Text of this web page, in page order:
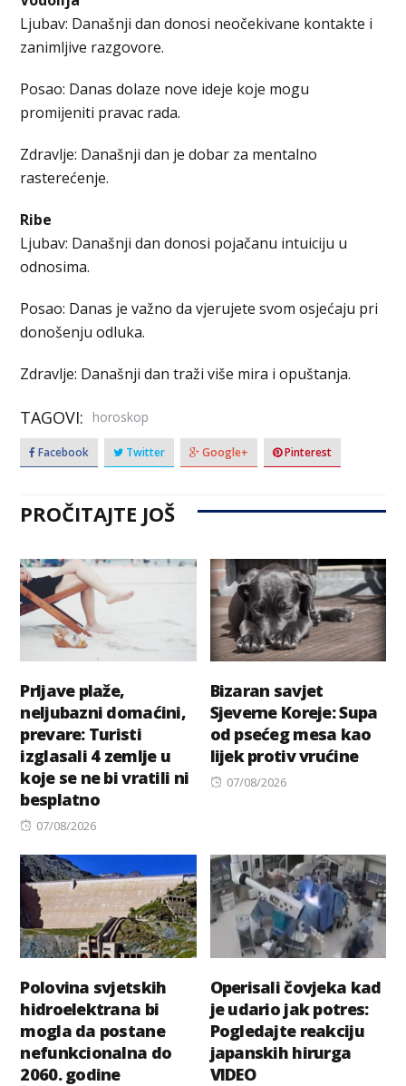
Ljubav: Današnji dan donosi neočekivane kontakte i
zanimljive razgovore.
Posao: Danas dolaze nove ideje koje mogu
promijeniti pravac rada.
Zdravlje: Današnji dan je dobar za mentalno
rasterećenje.
Ribe
Ljubav: Današnji dan donosi pojačanu intuiciju u
odnosima.
Posao: Danas je važno da vjerujete svom osjećaju pri
donošenju odluka.
Zdravlje: Današnji dan traži više mira i opuštanja.
TAGOVI: horoskop
Facebook Twitter Google+ Pinterest
PROČITAJTE JOŠ
Prljave plaže,
neljubazni domaćini,
prevare: Turisti
izglasali 4 zemlje u
koje se ne bi vratili ni
besplatno
Posted
07/08/2026
Bizaran savjet
Sjeverne Koreje: Supa
od psećeg mesa kao
lijek protiv vrućine
Posted
07/08/2026
Polovina svjetskih
hidroelektrana bi
mogla da postane
nefunkcionalna do
2060. godine
Operisali čovjeka kad
je udario jak potres:
Pogledajte reakciju
japanskih hirurga
VIDEO